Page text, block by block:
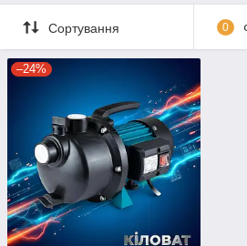
Сортування 0
–24%